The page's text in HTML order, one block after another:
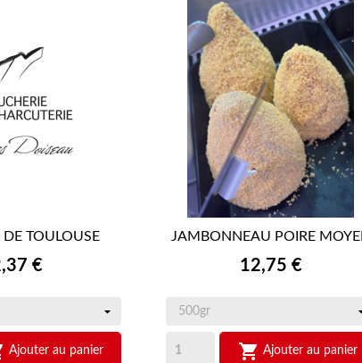
RAPIDE
DE TOULOUSE
€
Ajouter au panier
APERÇU RAPIDE
JAMBONNEAU POIRE
Prix
12,75 €
 Ajouter au panier